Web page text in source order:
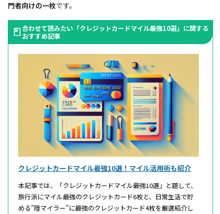
門者向けの一枚です。
合わせて読みたい「クレジットカードマイル最強10選」に関する
おすすめ記事
クレジットカードマイル最強10選！マイル活用術も紹介
本記事では、「クレジットカードマイル最強10選」と題して、
旅行派にマイル最強のクレジットカード6枚と、日常生活で貯
める”陸マイラー”に最強のクレジットカード4枚を厳選紹介し